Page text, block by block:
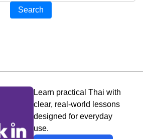
Search
Learn practical Thai with
clear, real-world lessons
designed for everyday
use.